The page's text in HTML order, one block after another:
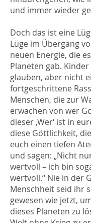
und immer wieder
Doch das ist eine
Lüge im Übergang
neuen Energie, die
Planeten gab.
glauben, aber nicht
fortgeschrittene
Menschen, die zur
erwachen von wer
dieser ‚Wer‘ ist in
diese Göttlichkeit,
euch einen tiefen
und sagen: „Nicht
wertvoll – ich bin
wertvoll.“ Nie in der
Menschheit seid ihr
gewesen wie jetzt,
dieses Planeten zu